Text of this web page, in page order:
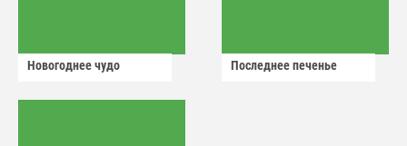
Новогоднее чудо Последнее печенье